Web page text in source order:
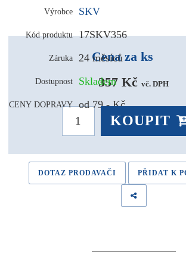
Výrobce SKV
Kód produktu 17SKV356
Záruka 24 měsíců
Dostupnost Skladem
CENY DOPRAVY od 79,- Kč
Cena za ks
357 Kč vč. DPH
KOUPIT
DOTAZ PRODAVAČI PŘIDAT K